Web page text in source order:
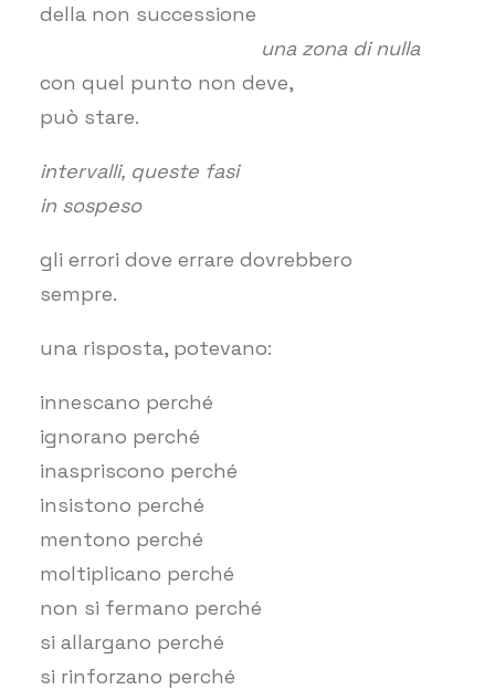
della non successione
una zona di nulla
con quel punto non deve,
può stare.
intervalli, queste fasi
in sospeso
gli errori dove errare dovrebbero
sempre.
una risposta, potevano:
innescano perché
ignorano perché
inaspriscono perché
insistono perché
mentono perché
moltiplicano perché
non si fermano perché
si allargano perché
si rinforzano perché